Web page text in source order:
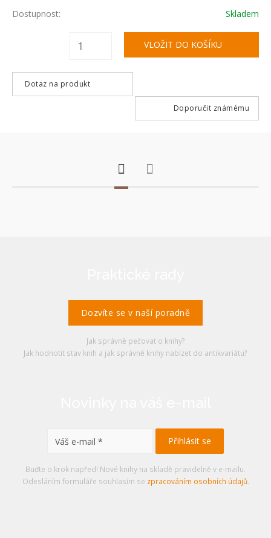
Dostupnost: Skladem
Dotaz na produkt
Doporučit známému
Dozvíte se v naší poradně
Jak správně pečovat o knihy?
Jak hodnotit stav knih a jak správně knihy nabízet do antikvariátu?
Buďte o krok napřed! Nové knihy na skladě pravidelně v e-mailu.
Odesláním formuláře souhlasím se zpracováním osobních údajů.